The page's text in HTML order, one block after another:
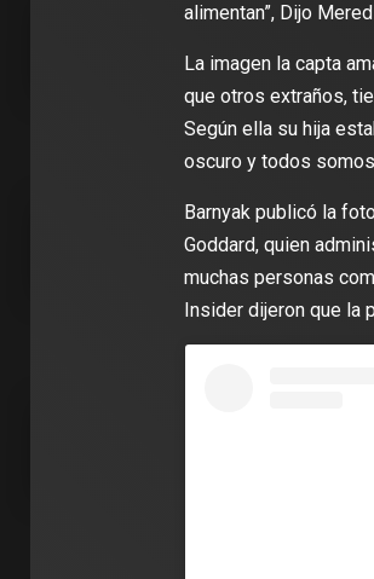
alimentan”, Dijo
La imagen la capta
que otros extraños,
Según ella su hija
oscuro y todos
Barnyak publicó la
Goddard, quien
muchas personas
Insider dijeron que la